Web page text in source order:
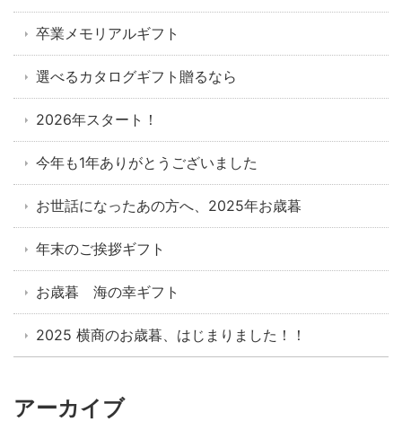
卒業メモリアルギフト
選べるカタログギフト贈るなら
2026年スタート！
今年も1年ありがとうございました
お世話になったあの方へ、2025年お歳暮
年末のご挨拶ギフト
お歳暮 海の幸ギフト
2025 横商のお歳暮、はじまりました！！
アーカイブ